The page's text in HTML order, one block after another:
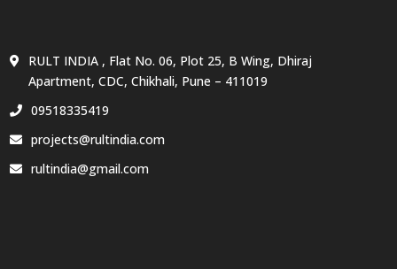
RULT INDIA , Flat No. 06, Plot 25, B Wing, Dhiraj
Apartment, CDC, Chikhali, Pune – 411019
09518335419
projects@rultindia.com
rultindia@gmail.com